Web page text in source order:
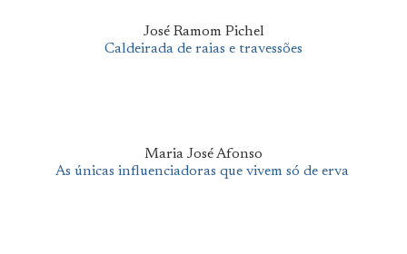
José Ramom Pichel
Caldeirada de raias e travessões
Maria José Afonso
As únicas influenciadoras que vivem só de erva